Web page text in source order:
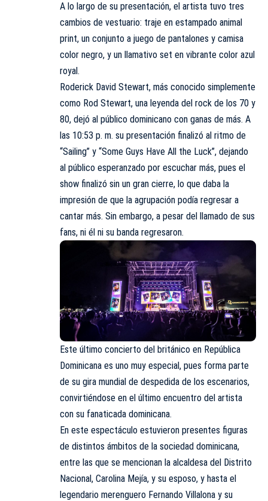
A lo largo de su presentación, el artista tuvo tres
cambios de vestuario: traje en estampado animal
print, un conjunto a juego de pantalones y camisa
color negro, y un llamativo set en vibrante color azul
royal.
Roderick David Stewart, más conocido simplemente
como Rod Stewart, una leyenda del rock de los 70 y
80, dejó al público dominicano con ganas de más. A
las 10:53 p. m. su presentación finalizó al ritmo de
“Sailing” y “Some Guys Have All the Luck”, dejando
al público esperanzado por escuchar más, pues el
show finalizó sin un gran cierre, lo que daba la
impresión de que la agrupación podía regresar a
cantar más. Sin embargo, a pesar del llamado de sus
fans, ni él ni su banda regresaron.
Este último concierto del británico en República
Dominicana es uno muy especial, pues forma parte
de su gira mundial de despedida de los escenarios,
convirtiéndose en el último encuentro del artista
con su fanaticada dominicana.
En este espectáculo estuvieron presentes figuras
de distintos ámbitos de la sociedad dominicana,
entre las que se mencionan la alcaldesa del Distrito
Nacional, Carolina Mejía, y su esposo, y hasta el
legendario merenguero Fernando Villalona y su